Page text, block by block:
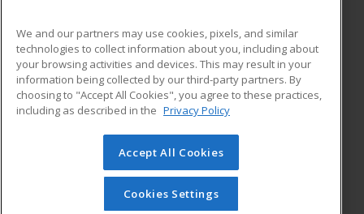
ADDITIONAL RESOURCES
Military
Financial Assistance
Help
Student Blog
© 2026 ed2go, a division of Cengage Learning. All rights
reserved. The material on this site cannot be reproduced or
redistributed unless you have obtained prior written
permission from Cengage Learning.Privacy Policy
We and our partners may use cookies, pixels, and similar
technologies to collect information about you, including about
your browsing activities and devices. This may result in your
information being collected by our third-party partners. By
choosing to "Accept All Cookies", you agree to these practices,
including as described in the Privacy Policy
Accept All Cookies
Cookies Settings